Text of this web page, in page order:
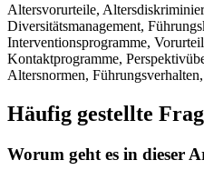
Altersvorurteile,
Diversitätsmanagement,
Interventionsprogramme,
Kontaktprogramme,
Altersnormen,
Häufig gestellte
Worum geht es in dieser